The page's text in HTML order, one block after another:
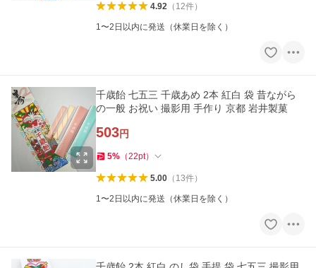
4.92 （ 12件）
1〜2日以内に発送（休業日を除く）
千歳飴 七五三 千歳あめ 2本 紅白 袋 昔ながら
の一般 お祝い 撮影用 手作り 京都 岩井製菓
503円
5% （22pt）
5.00（ 13件）
1〜2日以内に発送（休業日を除く）